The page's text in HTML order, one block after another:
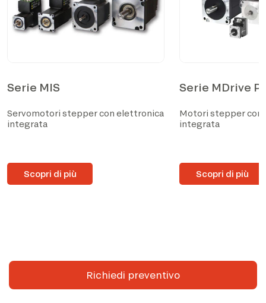
Serie MIS
Servomotori stepper con elettronica
integrata
Scopri di più
Serie MDrive
Motori stepper con
integrata
Scopri di più
Richiedi preventivo